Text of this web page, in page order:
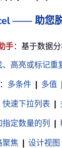
—— 助您
手：基于数据
、高亮或标记重
： 多条件 多值
快速下拉列表
指定数量的列
聚焦 设计视图